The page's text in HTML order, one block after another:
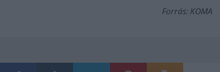
Forrás: KOMA